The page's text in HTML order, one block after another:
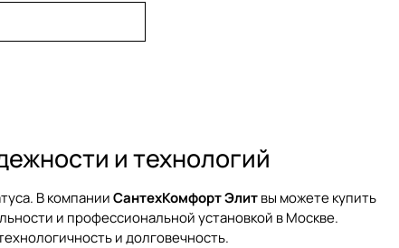
и технологий
В компанииСантехКомфорт Элитвы можете купить
и профессиональной установкой в Москве.
и долговечность.